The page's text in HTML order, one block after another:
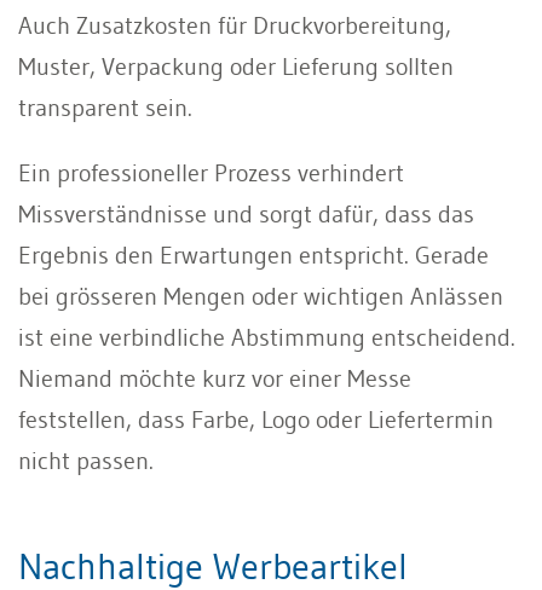
Auch Zusatzkosten für Druckvorbereitung,
Muster, Verpackung oder Lieferung sollten
transparent sein.
Ein professioneller Prozess verhindert
Missverständnisse und sorgt dafür, dass das
Ergebnis den Erwartungen entspricht. Gerade
bei grösseren Mengen oder wichtigen Anlässen
ist eine verbindliche Abstimmung entscheidend.
Niemand möchte kurz vor einer Messe
feststellen, dass Farbe, Logo oder Liefertermin
nicht passen.
Nachhaltige Werbeartikel